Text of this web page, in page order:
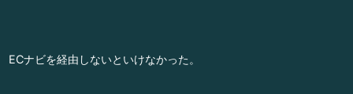
ECナビを経由しないといけなかった。